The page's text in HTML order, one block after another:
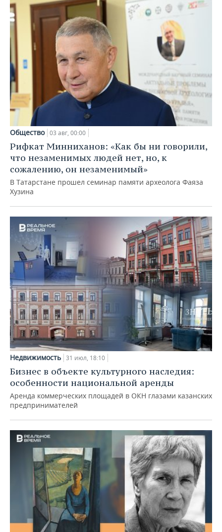
Общество 03 авг, 00:00
Рифкат Минниханов: «Как бы ни говорили,
что незаменимых людей нет, но, к
сожалению, он незаменимый»
В Татарстане прошел семинар памяти археолога Фаяза
Хузина
Недвижимость 31 июл, 18:10
Бизнес в объекте культурного наследия:
особенности национальной аренды
Аренда коммерческих площадей в ОКН глазами казанских
предпринимателей